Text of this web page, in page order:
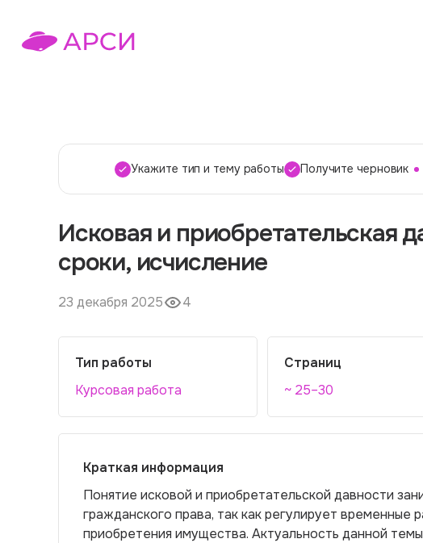
Укажите тип и тему работы Получите черновик
Исковая и приобретательская
сроки, исчисление
23 декабря 2025 4
Тип работы
Курсовая работа
Страниц
~ 25–30
Краткая информация
Понятие исковой и приобретательской давности
гражданского права, так как регулирует временные
приобретения имущества. Актуальность данной